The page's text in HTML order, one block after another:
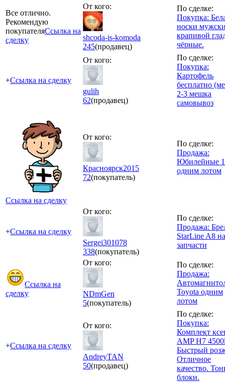
Все отлично.
Рекомендую
покупателяСсылка на
сделку
От кого:
shcoda-is-komoda
245(продавец)
По сделке:
Покупка:
носки
крапивой
чёрные.
+Ссылка на сделку
От кого:
gulih
62(продавец)
По сделке:
Покупка:
Картофель
бесплатно
2-3 мешка
самовывоз
Ссылка на сделку
От кого:
Красноярск2015
72(покупатель)
По сделке:
Продажа:
Юбилейные
одним лотом
+Ссылка на сделку
От кого:
Sergei301078
338(покупатель)
По сделке:
Продажа:
StarLine A8 на
запчасти
Ссылка на
сделку
От кого:
NDmGen
5(покупатель)
По сделке:
Продажа:
Toyota одним
лотом
+Ссылка на сделку
От кого:
AndreyTAN
50(продавец)
По сделке:
Покупка:
Комплект
AMP H7
Быстрый
Отличное
качество.
блоки.